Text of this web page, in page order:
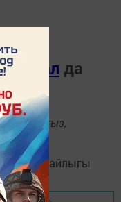
канал да
языгыз,